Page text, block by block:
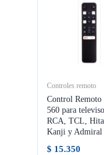
Controles remoto
Control
560 para
RCA, TCL,
Kanji y Admiral
$ 15.350